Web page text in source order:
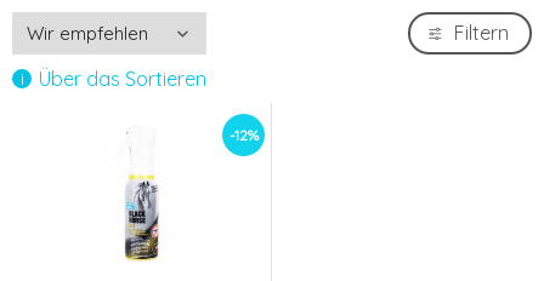
Über das Sortieren
Filtern
-12%